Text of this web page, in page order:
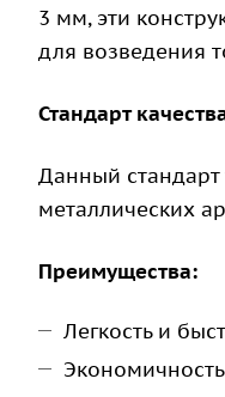
3 мм, эти
для возведения
Стандарт
Данный
металлических
Преимущества:
Легкость и